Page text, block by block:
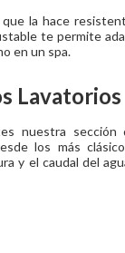
la hace
te permite
en un spa.
Lavatorios
nuestra sección
los más
y el caudal del